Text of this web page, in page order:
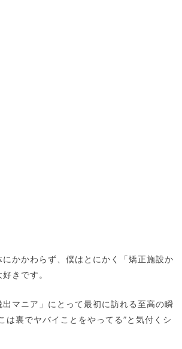
かかわらず、僕はとにかく「矯正施設か
きです。
マニア」にとって最初に訪れる至高の瞬
は裏でヤバイことをやってる”と気付くシ